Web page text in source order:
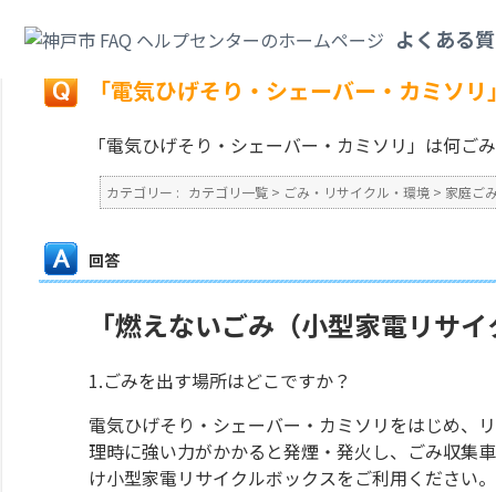
よくある
戻る
「電気ひげそり・シェーバー・カミソ
「電気ひげそり・シェーバー・カミソリ」は何ご
カテゴリー : カテゴリ一覧 > ごみ・リサイクル・環境 > 家庭ご
回答
「燃えないごみ（小型家電リサ
1.ごみを出す場所はどこですか？
電気ひげそり・シェーバー・カミソリをはじめ、
理時に強い力がかかると発煙・発火し、ごみ収集
け小型家電リサイクルボックスをご利用ください。